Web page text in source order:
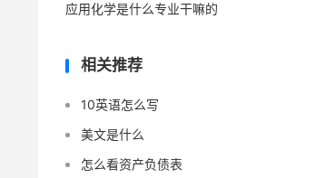
应用化学是什么专业干嘛的
相关推荐
10英语怎么写
美文是什么
怎么看资产负债表